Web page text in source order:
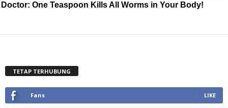
Doctor: One Teaspoon Kills All Worms in Your Body!
TETAP TERHUBUNG
Fans LIKE